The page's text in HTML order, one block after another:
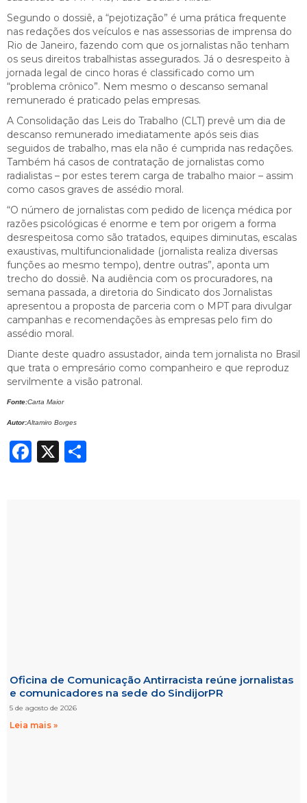
Segundo o dossiê, a “pejotização” é uma prática frequente
nas redações dos veículos e nas assessorias de imprensa do
Rio de Janeiro, fazendo com que os jornalistas não tenham
os seus direitos trabalhistas assegurados. Já o desrespeito à
jornada legal de cinco horas é classificado como um
“problema crônico”. Nem mesmo o descanso semanal
remunerado é praticado pelas empresas.
A Consolidação das Leis do Trabalho (CLT) prevê um dia de
descanso remunerado imediatamente após seis dias
seguidos de trabalho, mas ela não é cumprida nas redações.
Também há casos de contratação de jornalistas como
radialistas – por estes terem carga de trabalho maior – assim
como casos graves de assédio moral.
“O número de jornalistas com pedido de licença médica por
razões psicológicas é enorme e tem por origem a forma
desrespeitosa como são tratados, equipes diminutas, escalas
exaustivas, multifuncionalidade (jornalista realiza diversas
funções ao mesmo tempo), dentre outras”, aponta um
trecho do dossiê. Na audiência com os procuradores, na
semana passada, a diretoria do Sindicato dos Jornalistas
apresentou a proposta de parceria com o MPT para divulgar
campanhas e recomendações às empresas pelo fim do
assédio moral.
Diante deste quadro assustador, ainda tem jornalista no Brasil
que trata o empresário como companheiro e que reproduz
servilmente a visão patronal.
Fonte:Carta Maior
Autor:Altamiro Borges
Facebook
X
Oficina de Comunicação Antirracista reúne jornalistas
e comunicadores na sede do SindijorPR
5 de agosto de 2026
Leia mais »